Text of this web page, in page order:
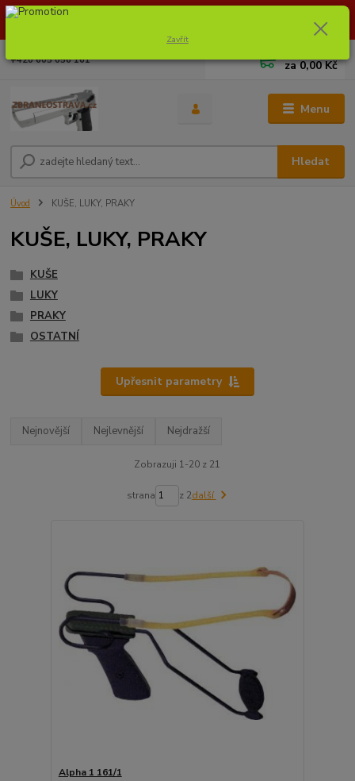
Dostupnost zboží si ověřte na info@zbraneostrava.cz nebo tel.
Menu
Hledat
+420 605 056 161 za0,00 Kč
Úvod KUŠE, LUKY, PRAKY
KUŠE, LUKY, PRAKY
KUŠE
LUKY
PRAKY
OSTATNÍ
Upřesnit parametry
Nejnovější Nejlevnější Nejdražší
Zobrazuji 1-20 z 21
strana z 2další
Alpha 1 161/1
Zavřít